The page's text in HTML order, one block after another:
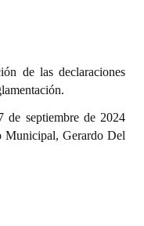
de las declaraciones
de septiembre de 2024
Municipal, Gerardo Del